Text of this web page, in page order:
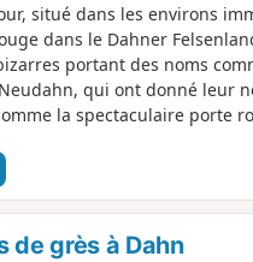
situé dans les environs
dans le Dahner
portant des noms
qui ont donné leur
la spectaculaire porte
de grès à Dahn